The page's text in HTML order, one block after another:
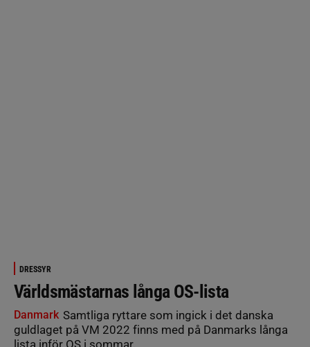
DRESSYR
Världsmästarnas långa OS-lista
Danmark Samtliga ryttare som ingick i det danska
guldlaget på VM 2022 finns med på Danmarks långa
lista inför OS i sommar.